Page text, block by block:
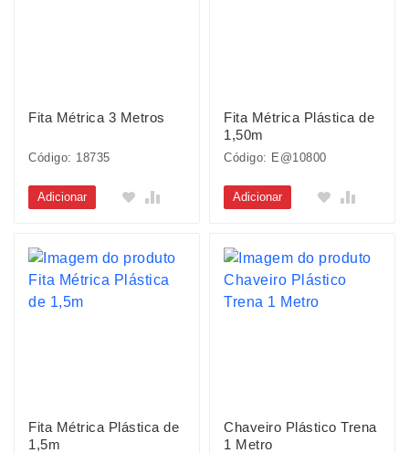
Fita Métrica 3 Metros
Código: 18735
Adicionar
Fita Métrica Plástica de
1,50m
Código: E@10800
Adicionar
Fita Métrica Plástica de
1,5m
Chaveiro Plástico Trena
1 Metro